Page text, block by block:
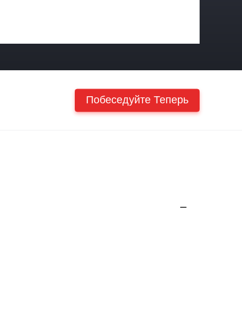
Побеседуйте Теперь